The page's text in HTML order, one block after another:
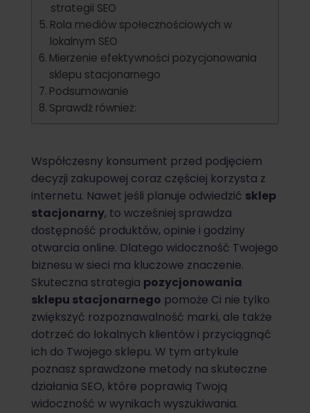
strategii SEO
Rola mediów społecznościowych w
lokalnym SEO
Mierzenie efektywności pozycjonowania
sklepu stacjonarnego
Podsumowanie
Sprawdź również:
Współczesny konsument przed podjęciem
decyzji zakupowej coraz częściej korzysta z
internetu. Nawet jeśli planuje odwiedzić sklep
stacjonarny, to wcześniej sprawdza
dostępność produktów, opinie i godziny
otwarcia online. Dlatego widoczność Twojego
biznesu w sieci ma kluczowe znaczenie.
Skuteczna strategia pozycjonowania
sklepu stacjonarnego pomoże Ci nie tylko
zwiększyć rozpoznawalność marki, ale także
dotrzeć do lokalnych klientów i przyciągnąć
ich do Twojego sklepu. W tym artykule
poznasz sprawdzone metody na skuteczne
działania SEO, które poprawią Twoją
widoczność w wynikach wyszukiwania.